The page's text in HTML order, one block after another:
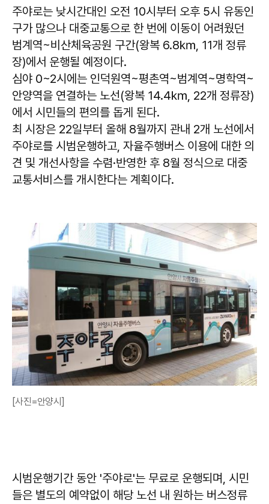
주야로는 낮시간대인 오전 10시부터 오후 5시 유동인
구가 많으나 대중교통으로 한 번에 이동이 어려웠던
범계역~비산체육공원 구간(왕복 6.8㎞, 11개 정류
장)에서 운행될 예정이다.
심야 0~2시에는 인덕원역~평촌역~범계역~명학역~
안양역을 연결하는 노선(왕복 14.4㎞, 22개 정류장)
에서 시민들의 편의를 돕게 된다.
최 시장은 22일부터 올해 8월까지 관내 2개 노선에서
주야로를 시범운행하고, 자율주행버스 이용에 대한 의
견 및 개선사항을 수렴·반영한 후 8월 정식으로 대중
교통서비스를 개시한다는 계획이다.
[사진=안양시]
시범운행기간 동안 '주야로'는 무료로 운행되며, 시민
들은 별도의 예약없이 해당 노선 내 원하는 버스정류